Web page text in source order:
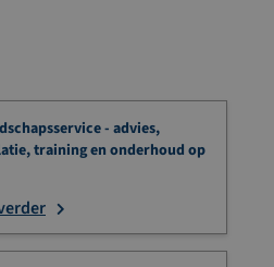
- advies,
training en onderhoud op